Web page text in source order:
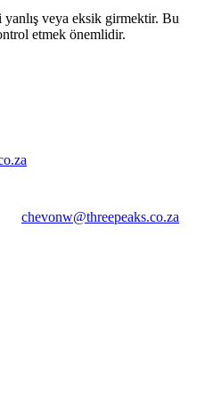
veya eksik girmektir. Bu
etmek önemlidir.
chevonw@threepeaks.co.za